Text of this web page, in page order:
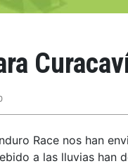
Race nos han
a las lluvias han